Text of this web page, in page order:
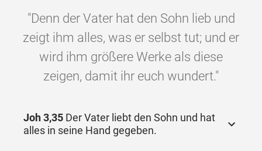
"Denn der Vater hat den Sohn lieb und
zeigt ihm alles, was er selbst tut; und er
wird ihm größere Werke als diese
zeigen, damit ihr euch wundert."
Joh 3,35 Der Vater liebt den Sohn und hat
alles in seine Hand gegeben.